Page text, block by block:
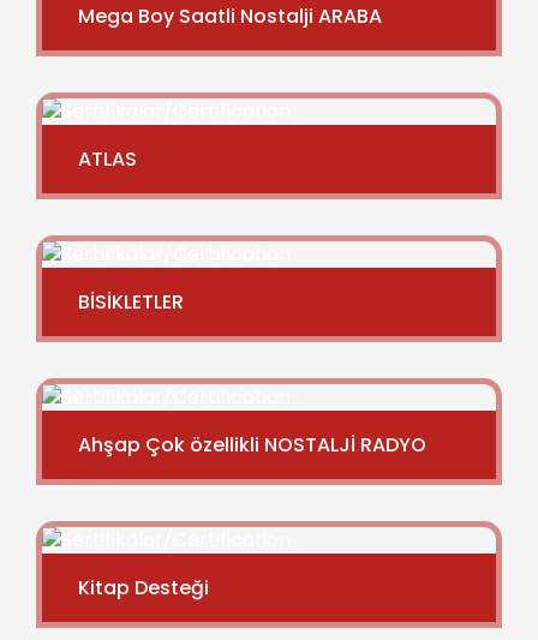
Mega Boy Saatli Nostalji ARABA
ATLAS
BİSİKLETLER
Ahşap Çok özellikli NOSTALJİ RADYO
Kitap Desteği